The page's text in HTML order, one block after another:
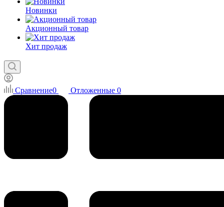
Новинки
Акционный товар
Хит продаж
Сравнение0 Отложенные 0